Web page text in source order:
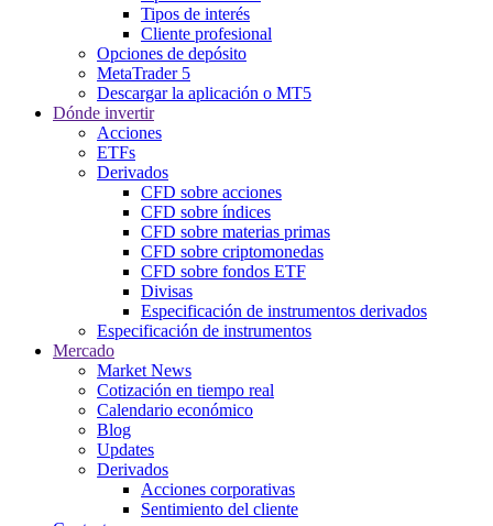
Tipos de interés
Cliente profesional
Opciones de depósito
MetaTrader 5
Descargar la aplicación o MT5
Dónde invertir
Acciones
ETFs
Derivados
CFD sobre acciones
CFD sobre índices
CFD sobre materias primas
CFD sobre criptomonedas
CFD sobre fondos ETF
Divisas
Especificación de instrumentos derivados
Especificación de instrumentos
Mercado
Market News
Cotización en tiempo real
Calendario económico
Blog
Updates
Derivados
Acciones corporativas
Sentimiento del cliente